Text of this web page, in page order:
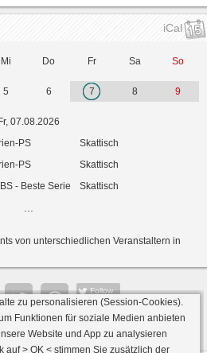
iCal
Mi Do Fr Sa So
5 6 7 8 9
Fr, 07.08.2026
PS
Skattisch
PS
Skattisch
- Beste Serie Skattisch
...
von unterschiedlichen Veranstaltern in
Follow
Seite
zu personalisieren (Session-Cookies).
Funktionen für soziale Medien anbieten
Website und App zu analysieren
auf> OK < stimmen Sie zusätzlich der